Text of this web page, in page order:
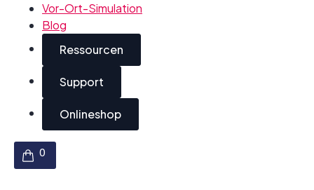
Vor-Ort-Simulation
Blog
Ressourcen
Support
Onlineshop